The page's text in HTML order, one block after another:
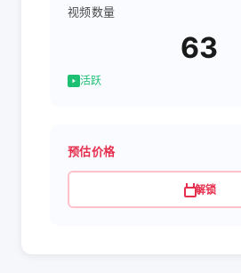
视频数量
63
活跃
预估价格
解锁